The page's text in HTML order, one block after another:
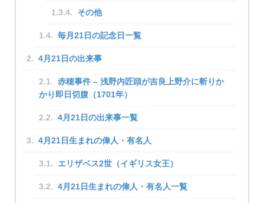
その他
毎月21日の記念日一覧
4月21日の出来事
赤穂事件 – 浅野内匠頭が吉良上野介に斬りか
かり即日切腹（1701年）
4月21日の出来事一覧
4月21日生まれの偉人・有名人
エリザベス2世（イギリス女王）
4月21日生まれの偉人・有名人一覧